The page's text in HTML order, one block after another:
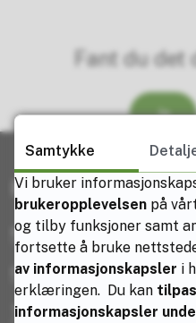
Fant du det
Ja
Rektor: Roger Riise
E-post: rogekr@nfk.no
Telefon sentralbord: 75
Samtykke
Vi bruker
brukeropplevelsen på
og tilby funksjoner samt
fortsette å bruke
av informasjonskapsler i
erklæringen. Du kan
informasjonskapsler